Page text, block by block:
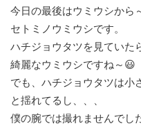
今日の最後はウミウシから
セトミノウミウシです。
ハチジョウタツを見ていた
綺麗なウミウシですね～😃
でも、ハチジョウタツは小
と揺れてるし、、、
僕の腕では撮れませんでし